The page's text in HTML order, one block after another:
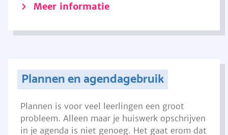
Meer informatie
Plannen en agendagebruik
Plannen is voor veel leerlingen een groot
probleem. Alleen maar je huiswerk opschrijven
in je agenda is niet genoeg. Het gaat erom dat